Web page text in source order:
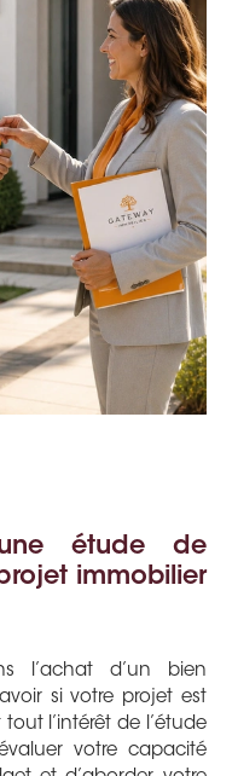
étude de
immobilier
l’achat d’un bien
si votre projet est
tout l’intérêt de l’étude
votre capacité